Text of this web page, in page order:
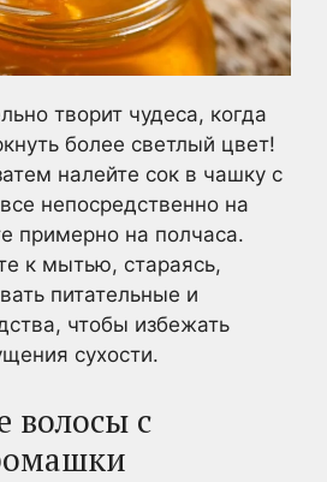
творит чудеса, когда
более светлый цвет!
налейте сок в чашку с
непосредственно на
примерно на полчаса.
к мытью, стараясь,
питательные и
чтобы избежать
сухости.
волосы с